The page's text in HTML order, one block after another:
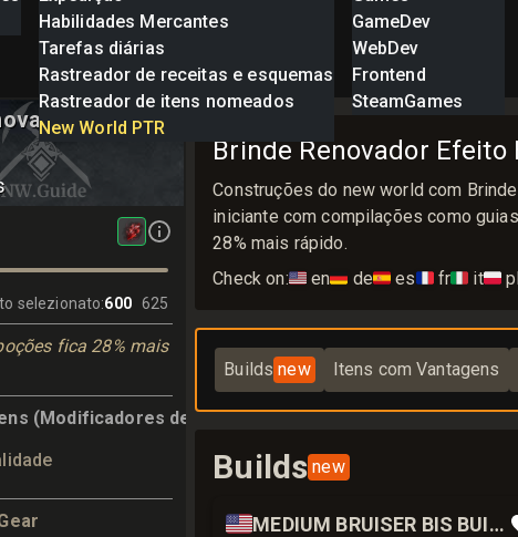
Habilidades Mercantes
Tarefas diárias
Rastreador de receitas e esquemas
Rastreador de itens nomeados
New World PTR
GameDev
WebDev
Frontend
SteamGames
selezionato:600 625
fica 28% mais
(Modificadores de Confecção)
Brinde Renovador Efeito
Construções do new world com
iniciante com compilações como
28% mais rápido.
Check on:🇺🇸 en🇩🇪 de🇪🇸 es🇫🇷 fr🇮🇹 it🇵🇱
Builds new Itens com Vantagens
Builds new
🇺🇸 MEDIUM BRUISER BIS BUILD BY MIKARS